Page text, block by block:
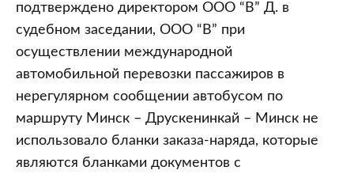
подтверждено директором ООО “В” Д. в
судебном заседании, ООО “В” при
осуществлении международной
автомобильной перевозки пассажиров в
нерегулярном сообщении автобусом по
маршруту Минск – Друскенинкай – Минск не
использовало бланки заказа-наряда, которые
являются бланками документов с